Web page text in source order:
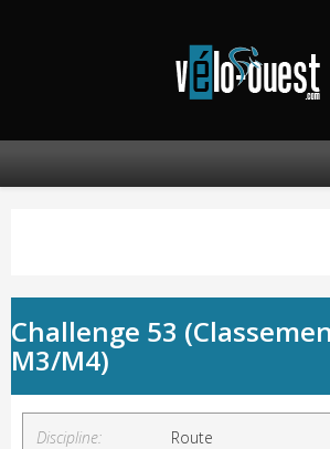
Challenge 53
M3/M4)
Discipline:
Route